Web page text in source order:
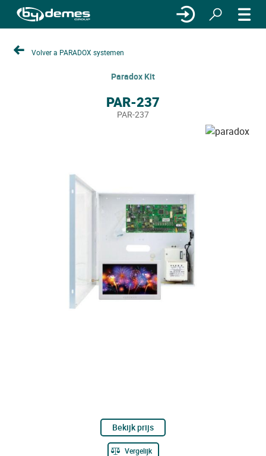
Volver a PARADOX systemen
Paradox Kit
PAR-237
PAR-237
Bekijk prijs
Vergelijk